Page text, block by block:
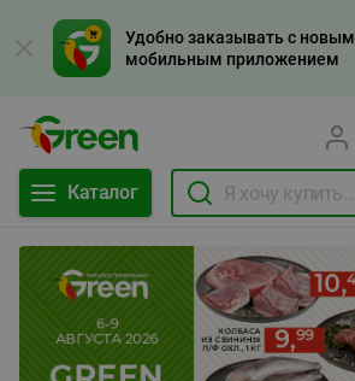
Удобно заказывать с новым
мобильным приложением
Каталог